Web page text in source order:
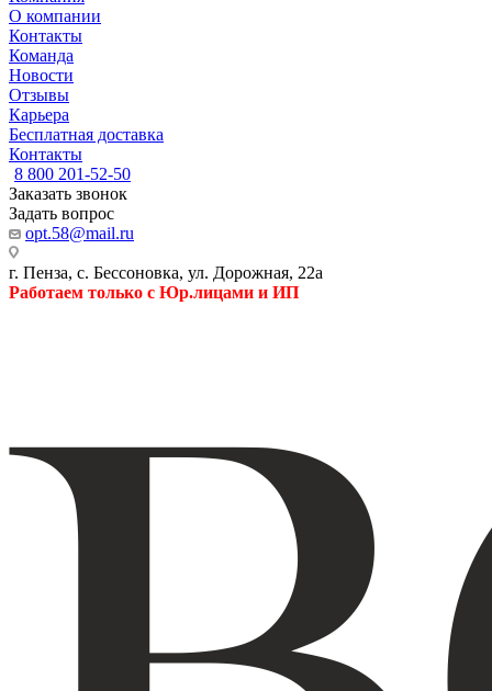
О компании
Контакты
Команда
Новости
Отзывы
Карьера
Бесплатная доставка
Контакты
8 800 201-52-50
Заказать звонок
Задать вопрос
opt.58@mail.ru
г. Пенза, с. Бессоновка, ул. Дорожная, 22а
Работаем только с Юр.лицами и ИП